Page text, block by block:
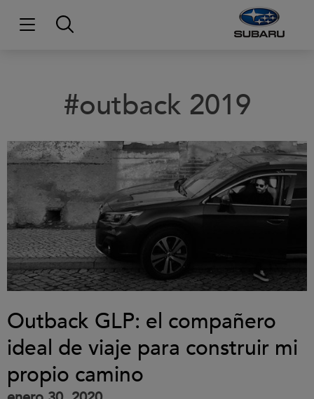
#outback 2019
Outback GLP: el compañero
ideal de viaje para construir mi
propio camino